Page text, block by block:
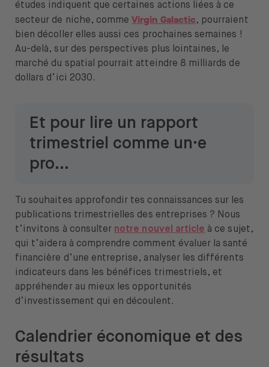
études indiquent que certaines actions liées à ce
secteur de niche, commeVirgin Galactic, pourraient
bien décoller elles aussi ces prochaines semaines !
Au-delà, sur des perspectives plus lointaines, le
marché du spatial pourrait atteindre 8 milliards de
dollars d’ici 2030.
Et pour lire un rapport
trimestriel comme un·e
pro…
Tu souhaites approfondir tes connaissances sur les
publications trimestrielles des entreprises ? Nous
t’invitons à consulter notre nouvel article à ce sujet,
qui t’aidera à comprendre comment évaluer la santé
financière d’une entreprise, analyser les différents
indicateurs dans les bénéfices trimestriels, et
appréhender au mieux les opportunités
d’investissement qui en découlent.
Calendrier économique et des
résultats